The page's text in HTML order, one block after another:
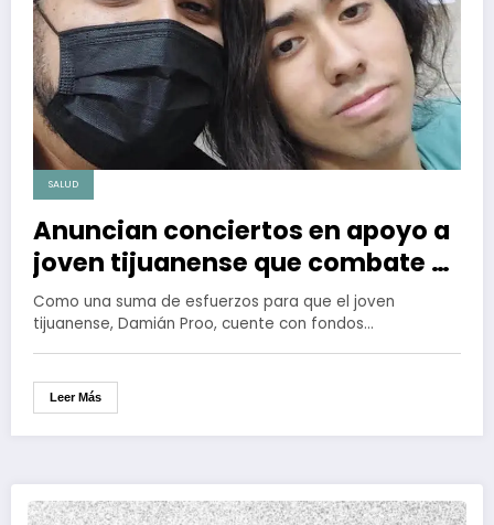
SALUD
Anuncian conciertos en apoyo a
joven tijuanense que combate el
cáncer
Como una suma de esfuerzos para que el joven
tijuanense, Damián Proo, cuente con fondos…
Leer Más